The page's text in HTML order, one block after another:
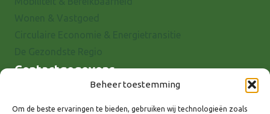
Beheer toestemming
Om de beste ervaringen te bieden, gebruiken wij technologieën zoals
Contactgegevens
7001 EX Doetinchem